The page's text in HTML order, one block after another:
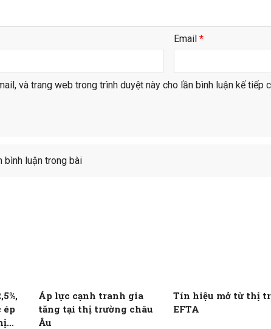
Email*
và trang web trong trình duyệt này cho lần bình luận kế tiếp
bình luận trong bài
ép
Áp lực cạnh tranh gia
tăng tại thị trường châu
Âu
Tín hiệu mở từ thị
EFTA